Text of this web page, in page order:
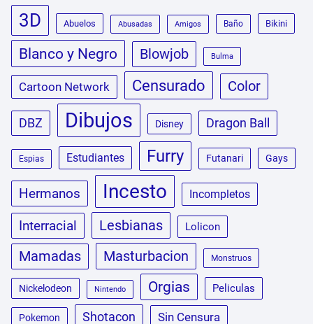
3D Abuelos Abusadas Amigos Baño Bikini
Blanco y Negro Blowjob Bulma
Cartoon Network Censurado Color
DBZ Dibujos Disney Dragon Ball
Espias Estudiantes Furry Futanari Gays
Hermanos Incesto Incompletos
Interracial Lesbianas Lolicon
Mamadas Masturbacion Monstruos
Nickelodeon Nintendo Orgias Peliculas
Pokemon Shotacon Sin Censura